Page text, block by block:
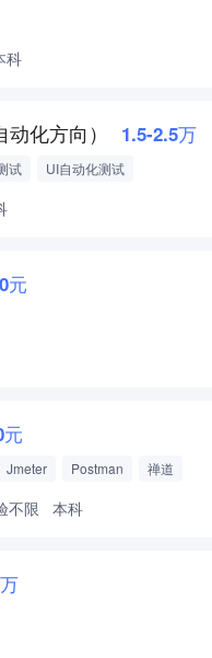
科
化方向） 1.5-2.5万
试
UI自动化测试
元
Jmeter Postman 禅道
不限 本科